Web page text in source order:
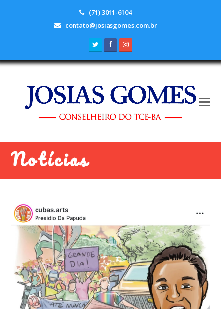
(71) 3011-6104
contato@josiasgomes.com.br
TwitterFacebook
Notícias